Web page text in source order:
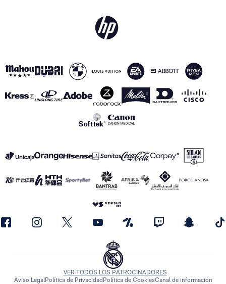
VER TODOS LOS PATROCINADORES
Aviso LegalPolítica de Privacidad Política de CookiesCanal de información